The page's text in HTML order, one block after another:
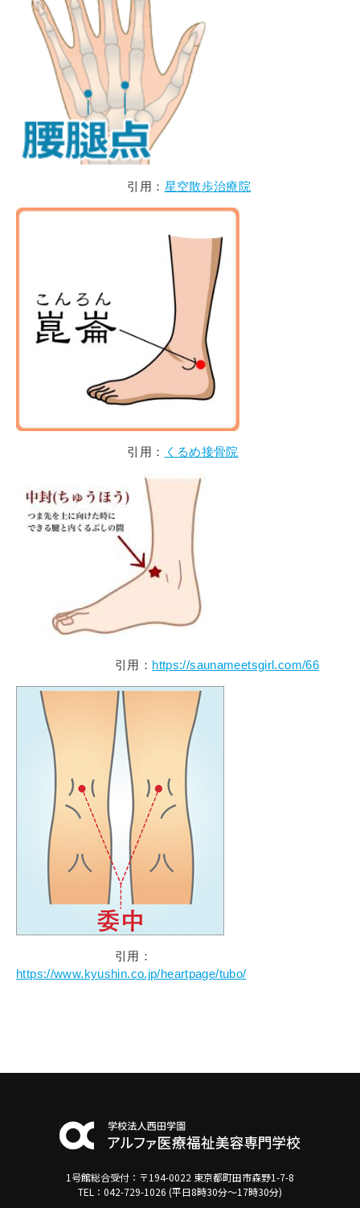
引用： 星空散歩治療院
引用： くるめ接骨院
引用： https://saunameetsgirl.com/66
引用：
https://www.kyushin.co.jp/heartpage/tubo/
1号館総合受付：〒194-0022 東京都町田市森野1-7-8
TEL：042-729-1026 (平日8時30分〜17時30分)